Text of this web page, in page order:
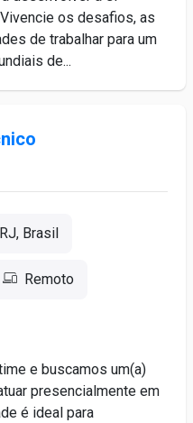
os desafios, as
de trabalhar para um
de...
Brasil
Remoto
e buscamos um(a)
presencialmente em
é ideal para